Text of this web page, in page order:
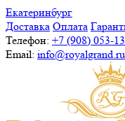
Екатеринбург
Доставка Оплата
Телефон: +7 (908) 053-
Email: info@royalgrand.ru